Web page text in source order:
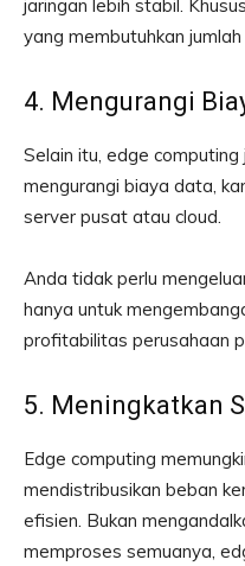
jaringan lebih stabil.
yang membutuhkan
4. Mengurangi
Selain itu, edge
mengurangi biaya data,
server pusat atau cloud.
Anda tidak perlu
hanya untuk
profitabilitas perusahaan
5. Meningkatkan
Edge computing
mendistribusikan beban
efisien. Bukan
memproses semuanya,